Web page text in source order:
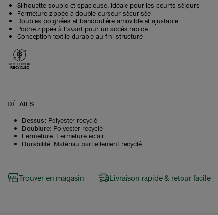
Silhouette souple et spacieuse, idéale pour les courts séjours
Fermeture zippée à double curseur sécurisée
Doubles poignées et bandoulière amovible et ajustable
Poche zippée à l’avant pour un accès rapide
Conception textile durable au fini structuré
MATÉRIAUX
RECYCLÉS
DÉTAILS
Dessus: Polyester recyclé
Doublure: Polyester recyclé
Fermeture: Fermeture éclair
Durabilité: Matériau partiellement recyclé
Trouver en magasin Livraison rapide & retour facile